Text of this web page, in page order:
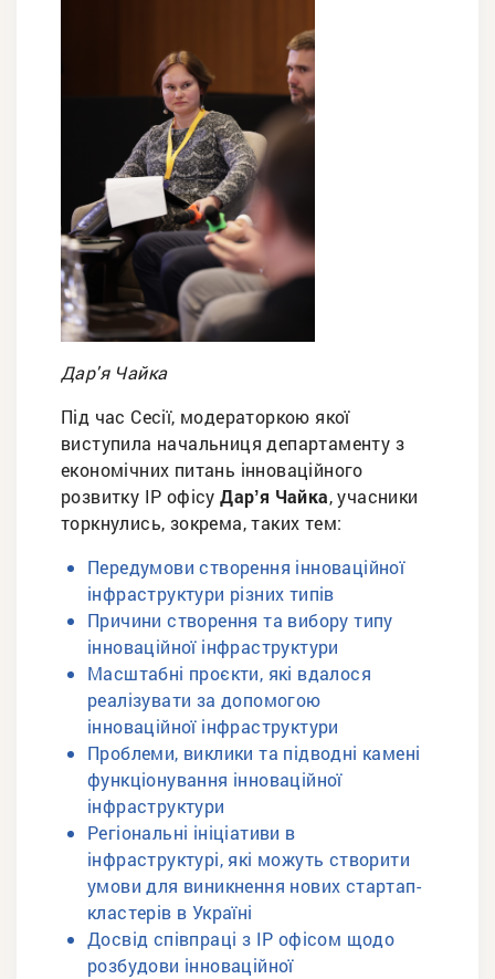
Дар'я Чайка
Під час Сесії, модераторкою якої
виступила начальниця департаменту з
економічних питань інноваційного
розвитку ІР офісуДарʼя Чайка, учасники
торкнулись, зокрема, таких тем:
Передумови створення інноваційної
інфраструктури різних типів
Причини створення та вибору типу
інноваційної інфраструктури
Масштабні проєкти, які вдалося
реалізувати за допомогою
інноваційної інфраструктури
Проблеми, виклики та підводні камені
функціонування інноваційної
інфраструктури
Регіональні ініціативи в
інфраструктурі, які можуть створити
умови для виникнення нових стартап-
кластерів в Україні
Досвід співпраці з ІР офісом щодо
розбудови інноваційної